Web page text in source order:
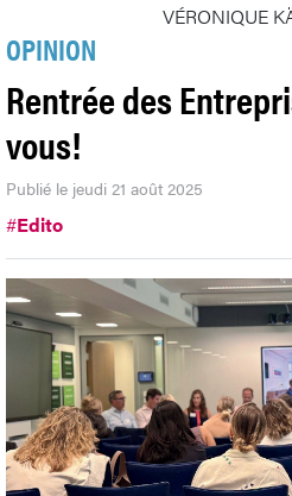
VÉRONIQUE
OPINION
Rentrée des
vous!
Publié le jeudi 21 août 2025
#Edito